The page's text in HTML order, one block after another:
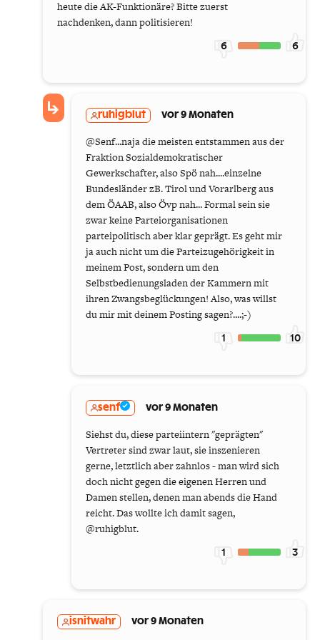
heute die AK-Funktionäre? Bitte zuerst
nachdenken, dann politisieren!
6 6
ruhigblut vor 9 Monaten
@Senf...naja die meisten entstammen aus der
Fraktion Sozialdemokratischer
Gewerkschafter, also Spö nah....einzelne
Bundesländer zB. Tirol und Vorarlberg aus
dem ÖAAB, also Övp nah... Formal sein sie
zwar keine Parteiorganisationen
parteipolitisch aber klar geprägt. Es geht mir
ja auch nicht um die Parteizugehörigkeit in
meinem Post, sondern um den
Selbstbedienungsladen der Kammern mit
ihren Zwangsbeglückungen! Also, was willst
du mir mit deinem Posting sagen?....;-)
1 10
senf vor 9 Monaten
Siehst du, diese parteiintern "geprägten"
Vertreter sind zwar laut, sie inszenieren
gerne, letztlich aber zahnlos - man wird sich
doch nicht gegen die eigenen Herren und
Damen stellen, denen man abends die Hand
reicht. Das wollte ich damit sagen,
@ruhigblut.
1 3
isnitwahr vor 9 Monaten